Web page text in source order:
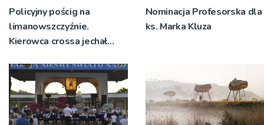
Policyjny pościg na
limanowszczyźnie.
Kierowca crossa jechał
pojazdem bez uprawnień
Nominacja Profesorska dla
ks. Marka Kluza